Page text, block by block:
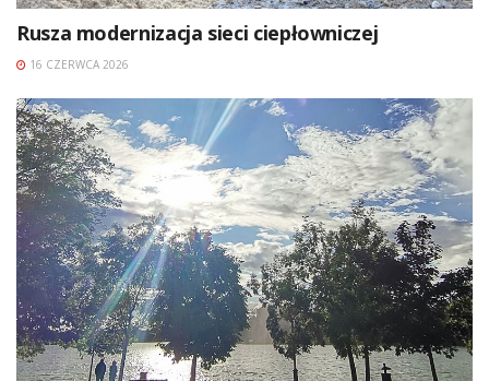
Rusza modernizacja sieci ciepłowniczej
16 CZERWCA 2026